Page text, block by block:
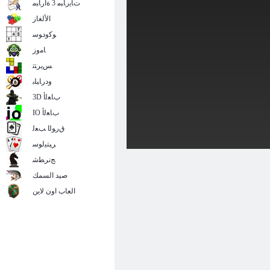
ﺕﺎﻳﺭﺎﺒﻣ 3 ﺓﺍﺭﺎﺒﻣ
الألغاز
ﻮﻛﻭﺩﻮﺳ
ﺎﻣﻭﺯ
ﺲﻳﺮﺘﺗ
ﻭﺩﺭﺎﻴﻠﺑ
3D ﺏﺎﻌﻟﺃ
IO ﺏﺎﻌﻟﺃ
ﻕﺭﻮﻟﺍ ﺐﻌﻟ
ﺮﻴﺘﻴﻟﻮﺳ
ﺞﻧﺮﻄﺷ
صيد السمك
العاب اون لاين